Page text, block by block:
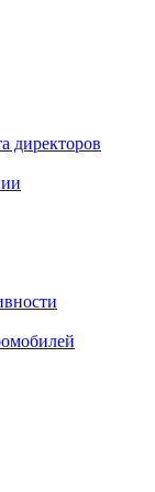
директоров